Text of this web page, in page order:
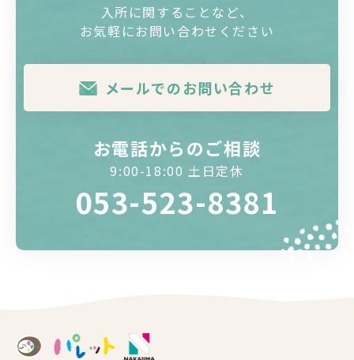
入所に関することなど、
お気軽にお問い合わせください
メールでのお問い合わせ
お電話からのご相談
9:00-18:00 土日定休
053-523-8381